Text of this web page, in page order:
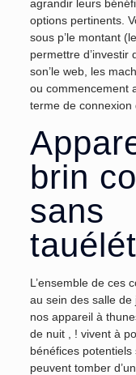
agrandir leurs
options pertinents.
sous p’le montant
permettre d’investir
son’le web, les
ou commencement
terme de connexion
brin
sans
L’ensemble de ces
au sein des salle de
nos appareil à
de nuit , ! vivent à
bénéfices
peuvent tomber